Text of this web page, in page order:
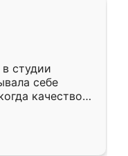
студии
себе
качеством
уже почти